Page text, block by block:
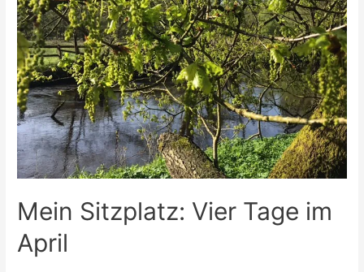
Mein Sitzplatz: Vier Tage im
April